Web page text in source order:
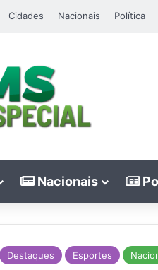
Cidades Nacionais Política
Nacionais
Destaques Esportes